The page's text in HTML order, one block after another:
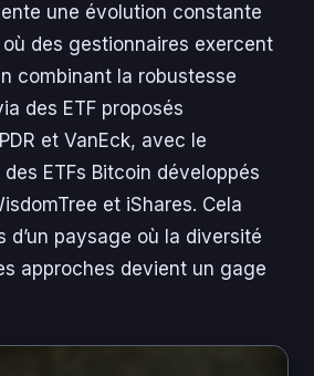
une évolution constante
des gestionnaires exercent
combinant la robustesse
des ETF proposés
et VanEck, avec le
ETFs Bitcoin développés
et iShares. Cela
d’un paysage où la diversité
approches devient un gage